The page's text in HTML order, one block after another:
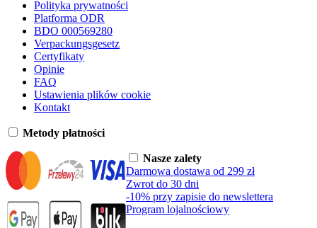
Polityka prywatności
Platforma ODR
BDO 000569280
Verpackungsgesetz
Certyfikaty
Opinie
FAQ
Ustawienia plików cookie
Kontakt
Metody płatności
Nasze zalety
Darmowa dostawa od 299 zł
Zwrot do 30 dni
-10% przy zapisie do newslettera
Program lojalnościowy